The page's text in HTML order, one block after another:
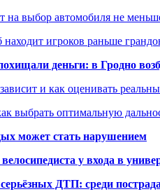
на выбор автомобиля не
игроков раньше
деньги: в Гродно
и как оценивать
выбрать оптимальную
может стать нарушением
у входа в
ДТП: среди